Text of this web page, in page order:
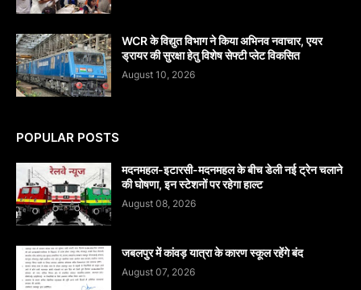
WCR के विद्युत विभाग ने किया अभिनव नवाचार, एयर
ड्रायर की सुरक्षा हेतु विशेष सेफ्टी प्लेट विकसित
August 10, 2026
POPULAR POSTS
मदनमहल-इटारसी-मदनमहल के बीच डेली नई ट्रेन चलाने
की घोषणा, इन स्टेशनों पर रहेगा हाल्ट
August 08, 2026
जबलपुर में कांवड़ यात्रा के कारण स्कूल रहेंगे बंद
August 07, 2026